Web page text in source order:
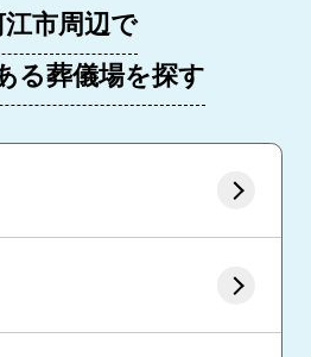
市周辺で
る葬儀場を探す